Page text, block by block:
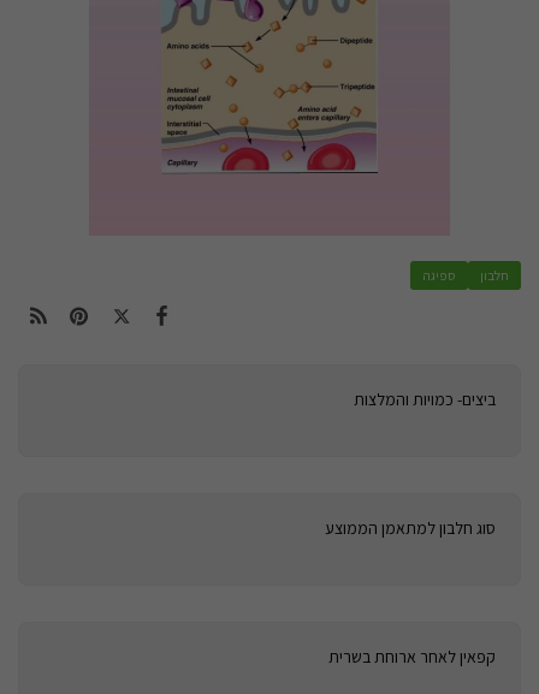
חלבון ספיגה
ביצים- כמויות והמלצות
סוג חלבון למתאמן הממוצע
קפאין לאחר ארוחת בשרית